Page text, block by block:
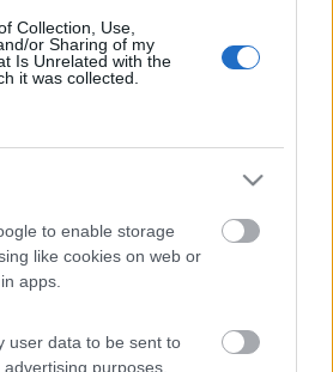
Collection, Use,
or Sharing of my
Is Unrelated with the
it was collected.
to enable storage
like cookies on web or
apps.
user data to be sent to
purposes.
funziona benissimo ! Il puntamento
in dotazione che indica sia il
la direzione da puntare in base alle
cui ci si trova. Il decoder in dotazione
qualità/prezzo è ottimo. Saluti
15:04:44
la utilizzi: se utilizzi il